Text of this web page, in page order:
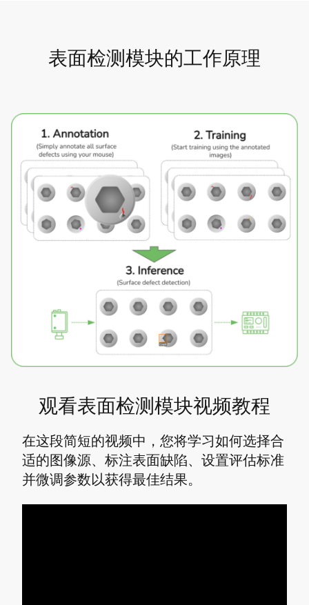
表面检测模块的工作原理
观看表面检测模块视频教程
在这段简短的视频中，您将学习如何选择合
适的图像源、标注表面缺陷、设置评估标准
并微调参数以获得最佳结果。